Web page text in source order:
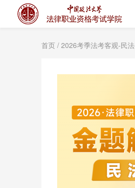
首页 / 2026考季法考客观-民